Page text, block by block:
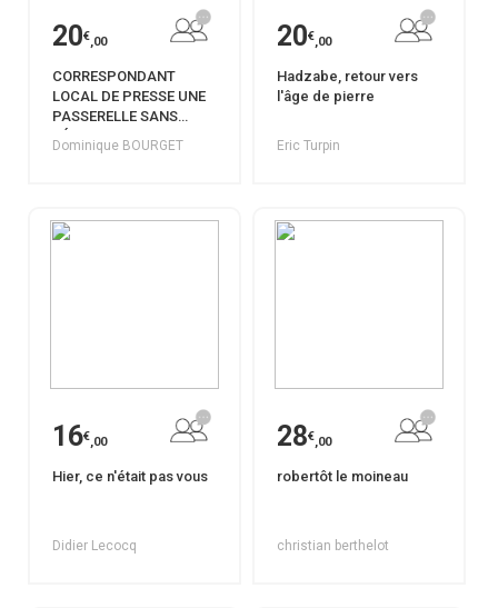
20€,00
CORRESPONDANT
LOCAL DE PRESSE UNE
PASSERELLE SANS
VÉRITABLE ISSUE
Dominique BOURGET
20€,00
Hadzabe, retour vers
l'âge de pierre
Eric Turpin
16€,00
Hier, ce n'était pas vous
Didier Lecocq
28€,00
robertôt le moineau
christian berthelot